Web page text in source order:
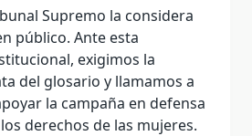
Supremo la considera
público. Ante esta
exigimos la
del glosario y llamamos a
la campaña en defensa
derechos de las mujeres.